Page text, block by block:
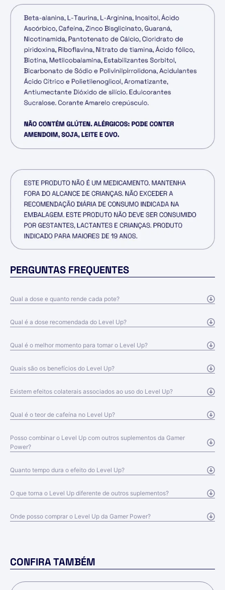
PERGUNTAS FREQUENTES
Qual a dose e quanto rende cada pote?
Qual é a dose recomendada do Level Up?
Qual é o melhor momento para tomar o Level Up?
Quais são os benefícios do Level Up?
Existem efeitos colaterais associados ao uso do Level Up?
Qual é o teor de cafeína no Level Up?
Posso combinar o Level Up com outros suplementos da Gamer
Power?
Quanto tempo dura o efeito do Level Up?
O que torna o Level Up diferente de outros suplementos?
Onde posso comprar o Level Up da Gamer Power?
CONFIRA TAMBÉM